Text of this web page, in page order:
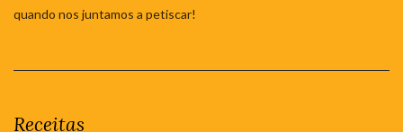
quando nos juntamos a petiscar!
Receitas